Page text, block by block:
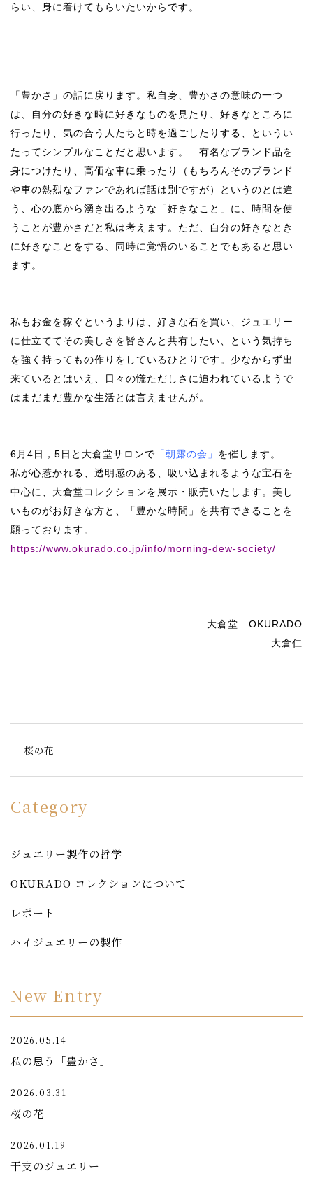
らい、身に着けてもらいたいからです。
「豊かさ」の話に戻ります。私自身、豊かさの意味の一つ
は、自分の好きな時に好きなものを見たり、好きなところに
行ったり、気の合う人たちと時を過ごしたりする、というい
たってシンプルなことだと思います。 有名なブランド品を
身につけたり、高価な車に乗ったり（もちろんそのブランド
や車の熱烈なファンであれば話は別ですが）というのとは違
う、心の底から湧き出るような「好きなこと」に、時間を使
うことが豊かさだと私は考えます。ただ、自分の好きなとき
に好きなことをする、同時に覚悟のいることでもあると思い
ます。
私もお金を稼ぐというよりは、好きな石を買い、ジュエリー
に仕立ててその美しさを皆さんと共有したい、という気持ち
を強く持ってもの作りをしているひとりです。少なからず出
来ているとはいえ、日々の慌ただしさに追われているようで
はまだまだ豊かな生活とは言えませんが。
6 月 4日， 5日と大倉堂サロンで 「朝露の会」 を催します。
私が心惹かれる、透明感のある、吸い込まれるような宝石を
中心に、大倉堂コレクションを展示・販売いたします。美し
いものがお好きな方と、「豊かな時間」を共有できることを
願っております。
https://www.okurado.co.jp/info/morning-dew-society/
大倉堂 OKURADO
大倉仁
桜の花
Category
ジュエリー製作の哲学
OKURADO コレクションについて
レポート
ハイジュエリーの製作
New Entry
2026.05.14
私の思う「豊かさ」
2026.03.31
桜の花
2026.01.19
干支のジュエリー